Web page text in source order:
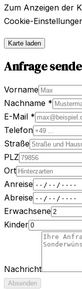
Zum Anzeigen der
Cookie-
Karte laden
Anfrage
Vorname
Nachname *
E-Mail *
Telefon
Straße
PLZ
Ort
Anreise
Abreise
Erwachsene
Kinder
Nachricht
Absenden